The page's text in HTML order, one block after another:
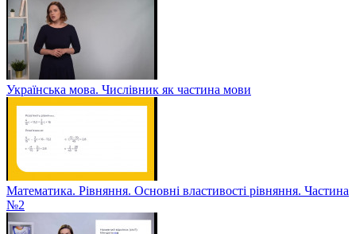
Українська мова. Числівник як частина мови
Математика. Рівняння. Основні властивості рівняння. Частина
№2